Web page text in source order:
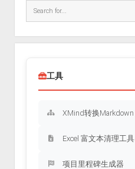
工具
XMind转换Markdown
Excel 富文本清理工具
项目里程碑生成器